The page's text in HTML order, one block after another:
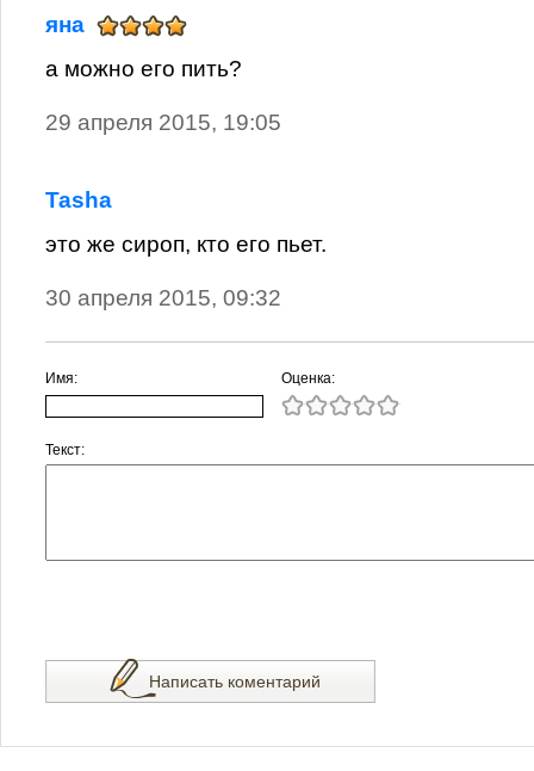
яна
а можно его пить?
29 апреля 2015, 19:05
Tasha
это же сироп, кто его пьет.
30 апреля 2015, 09:32
Имя: Оценка:
Текст:
Написать коментарий